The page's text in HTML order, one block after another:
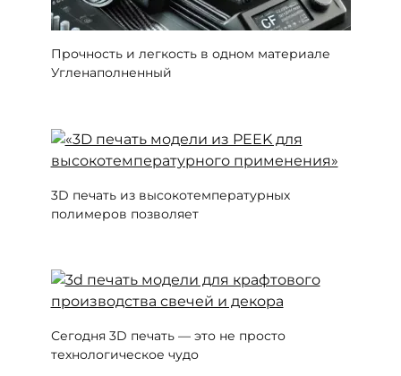
Прочность и легкость в одном материале
Угленаполненный
3D печать из высокотемпературных
полимеров позволяет
Сегодня 3D печать — это не просто
технологическое чудо